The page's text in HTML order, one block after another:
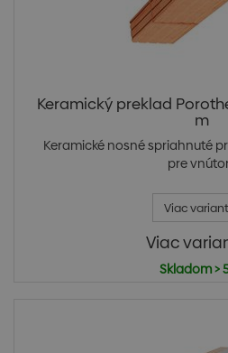
Keramický preklad
m
Keramické nosné spriahnuté
pre
Viac
Viac
Skladom >